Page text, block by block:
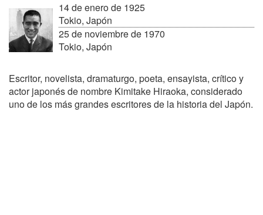
14 de enero de 1925
Tokio, Japón
25 de noviembre de 1970
Tokio, Japón
Escritor, novelista, dramaturgo, poeta, ensayista, crítico y
actor japonés de nombre Kimitake Hiraoka, considerado
uno de los más grandes escritores de la historia del Japón.